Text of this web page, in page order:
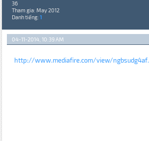
36
Tham gia: May 2012
Danh tiếng: 1
04-11-2014, 10:39 AM
http://www.mediafire.com/view/